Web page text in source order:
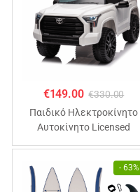
€149.00 €330.00
Παιδικό Ηλεκτροκίνητο
Αυτοκίνητο Licensed
- 63%